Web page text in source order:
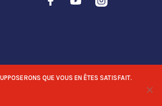
QUE VOUS EN ÊTES SATISFAIT.